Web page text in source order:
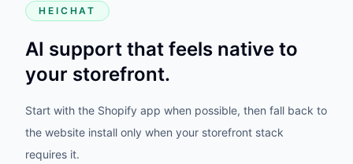
HEICHAT
AI support that feels native to
your storefront.
Start with the Shopify app when possible, then fall back to
the website install only when your storefront stack
requires it.